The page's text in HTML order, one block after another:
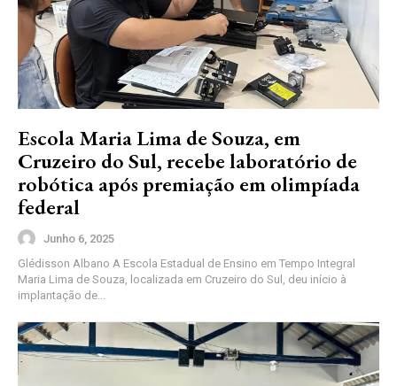
Escola Maria Lima de Souza, em
Cruzeiro do Sul, recebe laboratório de
robótica após premiação em olimpíada
federal
Junho 6, 2025
Glédisson Albano A Escola Estadual de Ensino em Tempo Integral
Maria Lima de Souza, localizada em Cruzeiro do Sul, deu início à
implantação de...